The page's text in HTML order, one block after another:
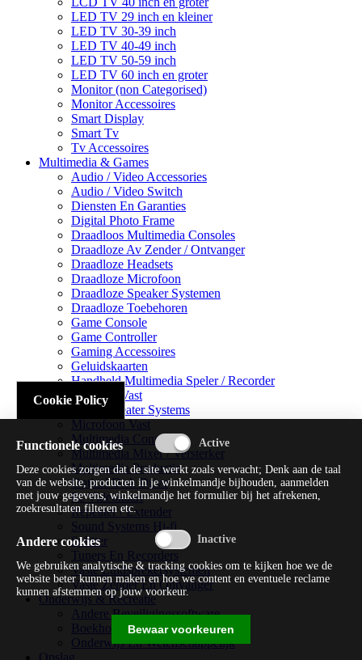
LED TV 29 inch en kleiner
LED TV 30-39 inch
LED TV 40-49 inch
LED TV 50-59 inch
LED TV 60 inch en groter
Monitor (non Categorised)
Monitor Accessoires
Smart Display
Smart Tv
Tv Accessoires
Multimedia & Games
Audio / Video Accessories
Audio / Video Switch
Diensten En Garanties
Digital Photo Frame
Draadloos Multimedia Consoles
Draadloze Av Zender / Ontvanger
Draadloze Headsets
Draadloze Microfoon
Draadloze Speaker Systemen
Draadloze Toebehoren
Game Console
Game Controller
Gaming Accessoires
Geluidskaarten
Handheld Multimedia Speler / Recorder
Headsets Vast
Home Theater Systems
Microfoon Vast
Multimedia Consoles
Multimedia Mixer / Versterker
Multimedia Productie
Optical Disk Drive
Pc Videokaart
Repeater / Extender
Sound Systems Hi-fi
Splitter
Tuners En Recorders
Vaste Luidsprekersystemen
Vaste Zender En Ontvanger
Onderwijs & Recreatie
Andere Beveiligingssoftware
Boekhouding / Financiën
Onderwijs En Wetenschappelijk
Cookie Policy
Functionele cookies
Deze cookies zorgen dat de site werkt zoals verwacht; Denk aan de taal
van de website, producten in je winkelmandje bijhouden, aanmelden
met jouw gegevens, winkelmandje het formulier bij het afrekenen,
zoekresultaten filteren etc.
Andere cookies
We gebruiken analytische & tracking cookies om te kijken hoe we de
website beter kunnen maken en hoe we content en eventuele reclame
kunnen afstemmen op jouw voorkeur.
Bewaar voorkeuren